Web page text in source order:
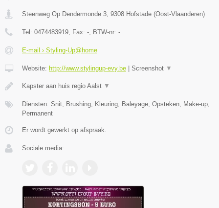
Steenweg Op Dendermonde 3 9308 Hofstade (Oost-Vlaanderen)
Tel: 0474483919 , Fax: - , BTW-nr: -
E-mail › Styling-Up@home
Website: http://www.stylingup-evy.be | Screenshot ▼
Kapster aan huis regio Aalst ▼
Diensten: Snit, Brushing, Kleuring, Baleyage, Opsteken, Make-up,
Permanent
Er wordt gewerkt op afspraak.
Sociale media: